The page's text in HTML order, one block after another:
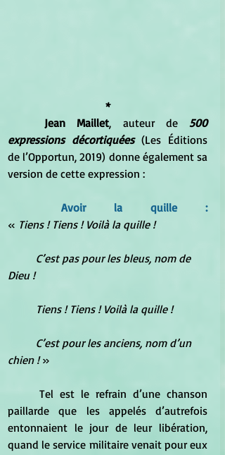
*
Jean Maillet, auteur de 500
expressions décortiquées (Les Éditions
de l’Opportun, 2019) donne également sa
version de cette expression :
« Tiens ! Tiens ! Voilà la quille !
Dieu !
	Tiens ! Tiens ! Voilà la quille !
chien ! »
paillarde que les appelés d’autrefois
entonnaient le jour de leur libération,
quand le service militaire venait pour eux